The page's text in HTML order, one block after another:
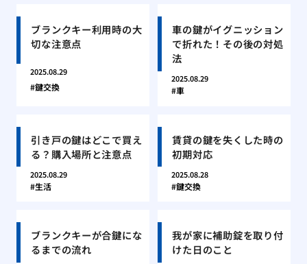
ブランクキー利用時の大
切な注意点
2025.08.29
鍵交換
車の鍵がイグニッション
で折れた！その後の対処
法
2025.08.29
車
引き戸の鍵はどこで買え
る？購入場所と注意点
2025.08.29
生活
賃貸の鍵を失くした時の
初期対応
2025.08.28
鍵交換
ブランクキーが合鍵にな
るまでの流れ
我が家に補助錠を取り付
けた日のこと